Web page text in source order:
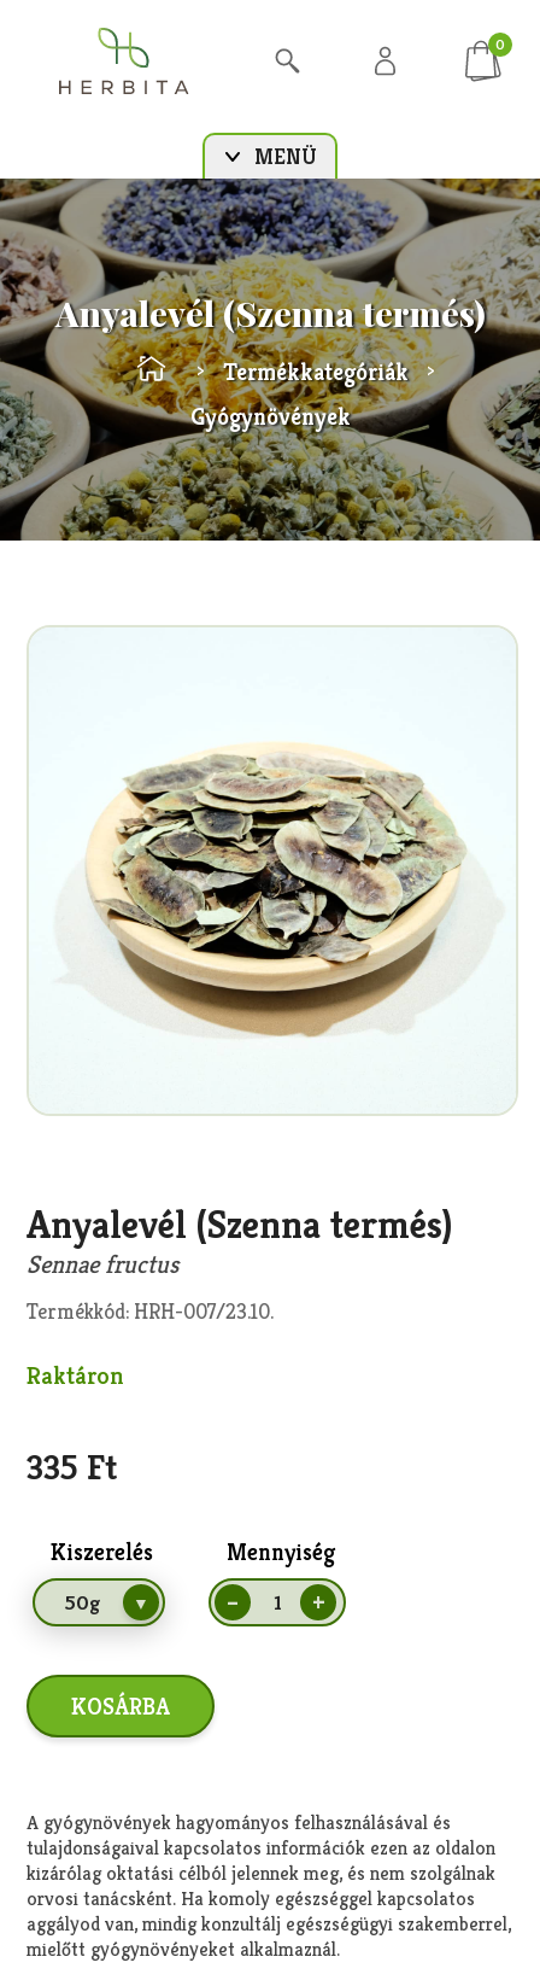
0
MENÜ
Anyalevél (Szenna termés)
> Termékkategóriák >
Gyógynövények
Anyalevél (Szenna termés)
Sennae fructus
Termékkód: HRH-007/23.10.
Raktáron
335 Ft
Kiszerelés Mennyiség
A gyógynövények hagyományos felhasználásával és
tulajdonságaival kapcsolatos információk ezen az oldalon
kizárólag oktatási célból jelennek meg, és nem szolgálnak
orvosi tanácsként. Ha komoly egészséggel kapcsolatos
aggályod van, mindig konzultálj egészségügyi szakemberrel,
mielőtt gyógynövényeket alkalmaznál.
Másolás